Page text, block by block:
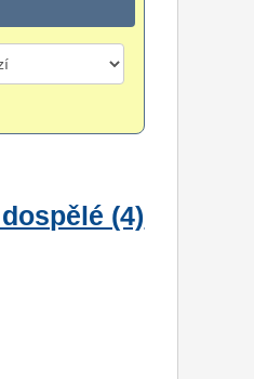
(4)